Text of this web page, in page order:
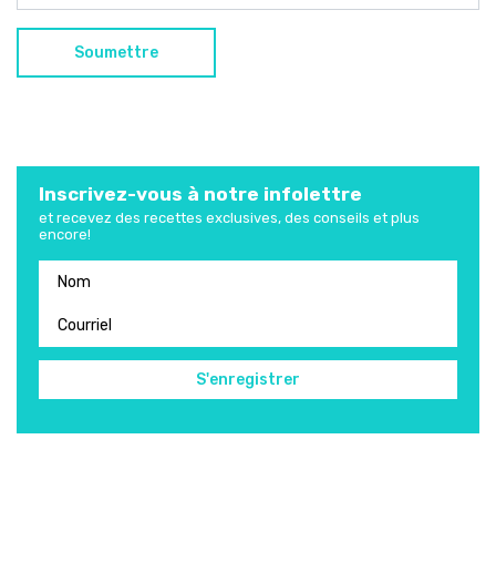
Inscrivez-vous à notre infolettre
et recevez des recettes exclusives, des conseils et plus
encore!